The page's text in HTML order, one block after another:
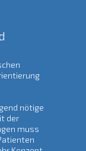
nötige
der
muss